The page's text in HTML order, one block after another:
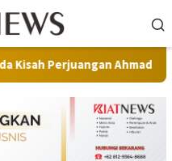
Ahmad Akbar Tembus